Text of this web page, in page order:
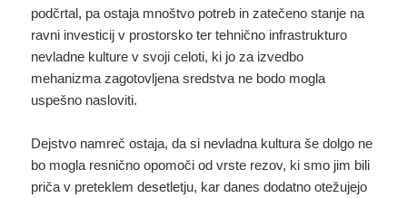
podčrtal, pa ostaja mnoštvo potreb in zatečeno stanje na
ravni investicij v prostorsko ter tehnično infrastrukturo
nevladne kulture v svoji celoti, ki jo za izvedbo
mehanizma zagotovljena sredstva ne bodo mogla
uspešno nasloviti.
Dejstvo namreč ostaja, da si nevladna kultura še dolgo ne
bo mogla resnično opomoči od vrste rezov, ki smo jim bili
priča v preteklem desetletju, kar danes dodatno otežujejo